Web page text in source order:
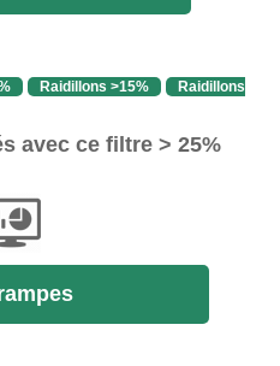
Raidillons >15%
Raidillons
avec ce filtre > 25%